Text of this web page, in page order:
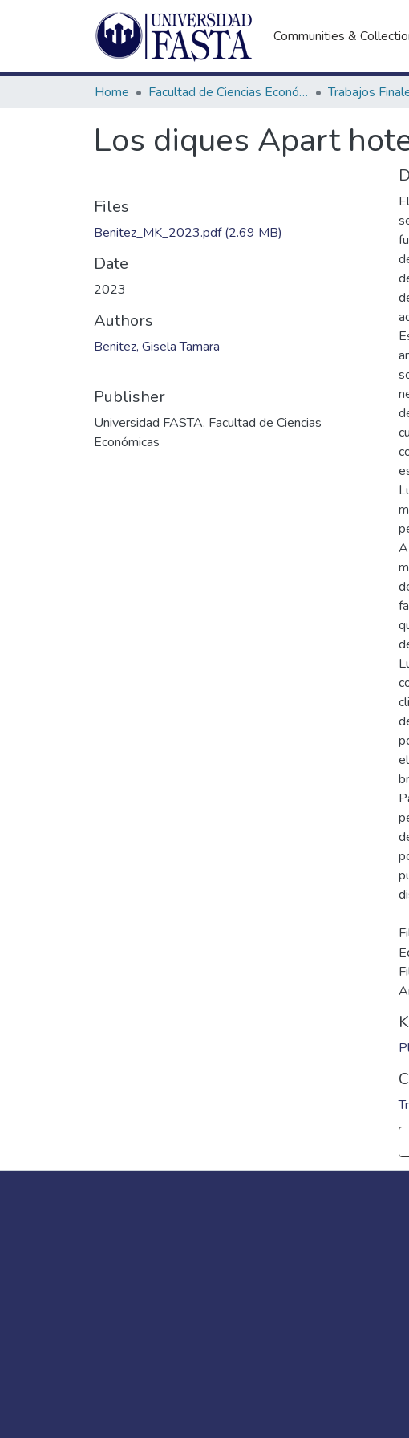
Communities &
Home Facultad de Ciencias Económicas
Los diques Apart
Files
Benitez_MK_2023.pdf(2.69 MB)
Date
2023
Authors
Benitez, Gisela Tamara
Publisher
Universidad FASTA. Facultad de Ciencias
Económicas